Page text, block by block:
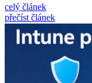
celý článek
přečíst článek